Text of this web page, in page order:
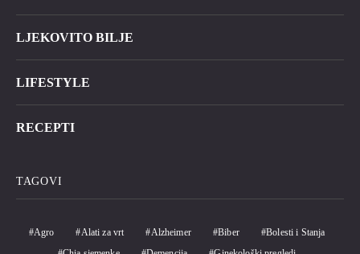
LJEKOVITO BILJE
LIFESTYLE
RECEPTI
TAGOVI
Agro Alati za vrt Alzheimer Biber
Bolesti i Stanja